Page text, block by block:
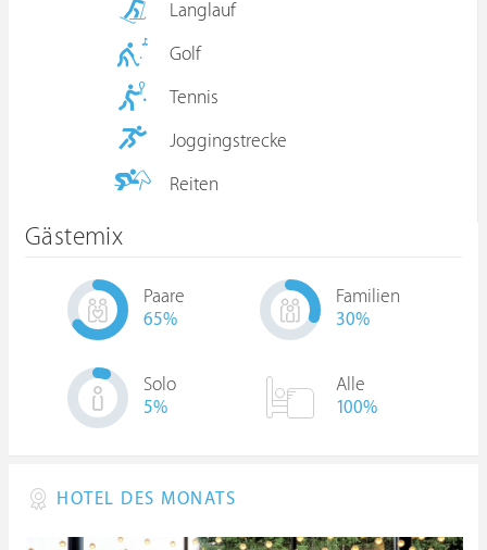
Langlauf
Golf
Tennis
Joggingstrecke
Reiten
Gästemix
Paare
65%
Familien
30%
Solo
5%
Alle
100%
HOTEL DES MONATS